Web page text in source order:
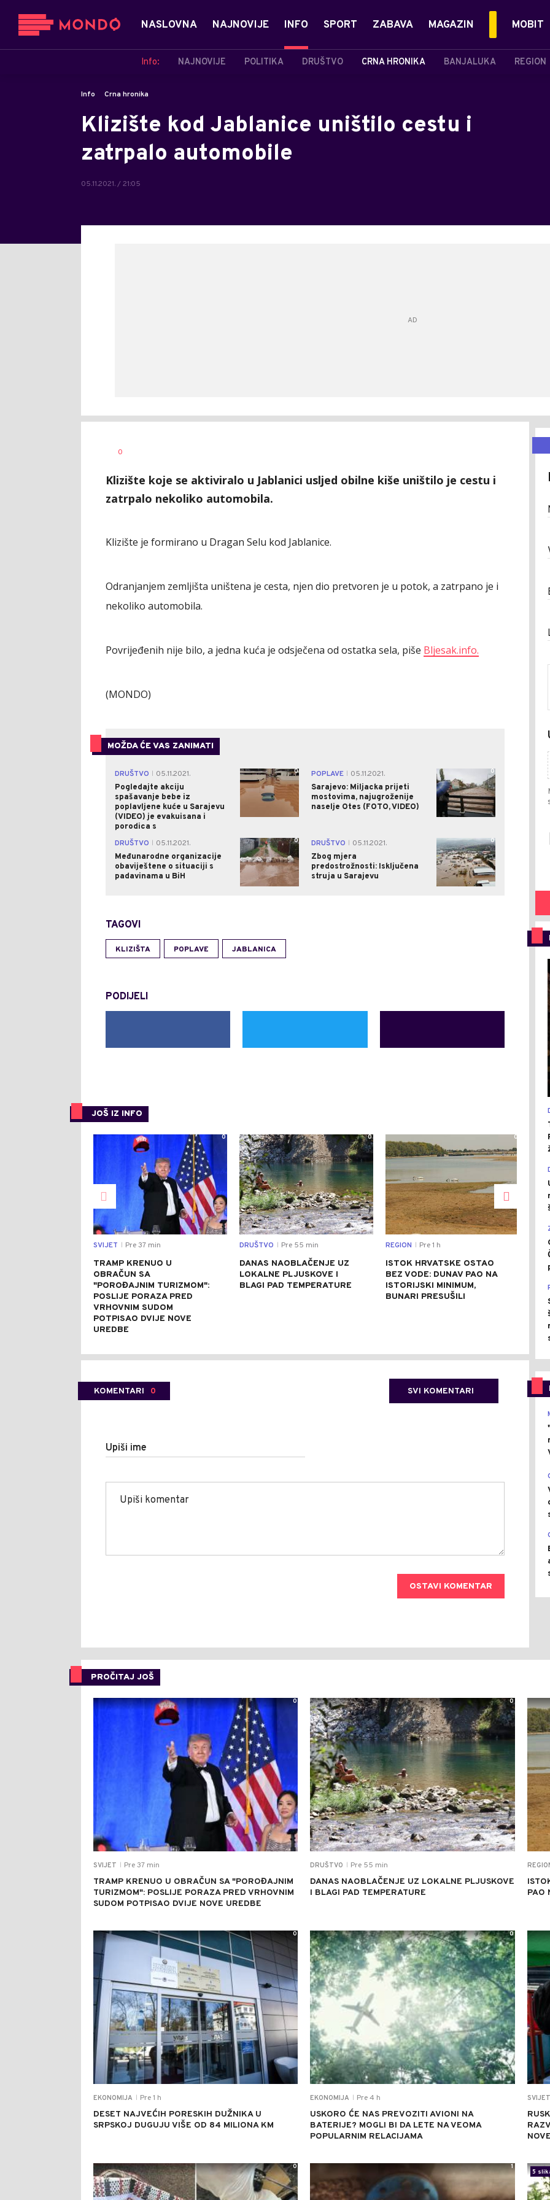
NASLOVNA NAJNOVIJE INFO
Info: NAJNOVIJE POLITIKA DRUŠTVO CRNA HRONIKA BANJALUKA REGION
SPORT ZABAVA MAGAZIN MOBIT
Info Crna hronika
Klizište kod Jablanice uništilo cestu i
zatrpalo automobile
05.11.2021. / 21:05
AUTOR
0
Klizište koje se aktiviralo u Jablanici usljed obilne kiše uništilo je cestu i
zatrpalo nekoliko automobila.
Klizište je formirano u Dragan Selu kod Jablanice.
Odranjanjem zemljišta uništena je cesta, njen dio pretvoren je u potok, a zatrpano je i
nekoliko automobila.
Povrijeđenih nije bilo, a jedna kuća je odsječena od ostatka sela, piše Bljesak.info.
(MONDO)
MOŽDA ĆE VAS ZANIMATI
DRUŠTVO
05.11.2021.
Pogledajte akciju
spašavanje bebe iz
poplavljene kuće u Sarajevu
(VIDEO) je evakuisana i
porodica s
0 POPLAVE
05.11.2021.
Sarajevo: Miljacka prijeti
mostovima, najugroženije
naselje Otes (FOTO, VIDEO)
0
DRUŠTVO
05.11.2021.
Međunarodne organizacije
obaviještene o situaciji s
padavinama u BiH
0 DRUŠTVO
05.11.2021.
Zbog mjera
predostrožnosti: Isključena
struja u Sarajevu
0
TAGOVI
KLIZIŠTA POPLAVE JABLANICA
PODIJELI
JOŠ IZ INFO
0
SVIJET Pre 37 min
TRAMP KRENUO U
OBRAČUN SA
"POROĐAJNIM TURIZMOM":
POSLIJE PORAZA PRED
VRHOVNIM SUDOM
POTPISAO DVIJE NOVE
UREDBE
0
DRUŠTVO Pre 55 min
DANAS NAOBLAČENJE UZ
LOKALNE PLJUSKOVE I
BLAGI PAD TEMPERATURE
0
REGION Pre 1 h
ISTOK HRVATSKE OSTAO
BEZ VODE: DUNAV PAO NA
ISTORIJSKI MINIMUM,
BUNARI PRESUŠILI
84
KOMENTARI 0 SVI KOMENTARI
Upiši ime
OSTAVI KOMENTAR
PROČITAJ JOŠ
SVIJET Pre 37 min
TRAMP KRENUO U OBRAČUN SA "POROĐAJNIM
TURIZMOM": POSLIJE PORAZA PRED VRHOVNIM
SUDOM POTPISAO DVIJE NOVE UREDBE
0
DRUŠTVO Pre 55 min
DANAS NAOBLAČENJE UZ LOKALNE PLJUSKOVE
I BLAGI PAD TEMPERATURE
0
PAO
EKONOMIJA Pre 1 h
DESET NAJVEĆIH PORESKIH DUŽNIKA U
SRPSKOJ DUGUJU VIŠE OD 84 MILIONA KM
0
EKONOMIJA Pre 4 h
USKORO ĆE NAS PREVOZITI AVIONI NA
BATERIJE? MOGLI BI DA LETE NA VEOMA
POPULARNIM RELACIJAMA
0
SVIJET
0 1
5